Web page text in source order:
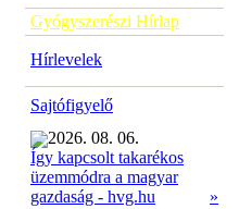
Gyógyszerészi Hírlap
Hírlevelek
Sajtófigyelő
2026. 08. 06.
Így kapcsolt takarékos
üzemmódra a magyar
gazdaság - hvg.hu
»